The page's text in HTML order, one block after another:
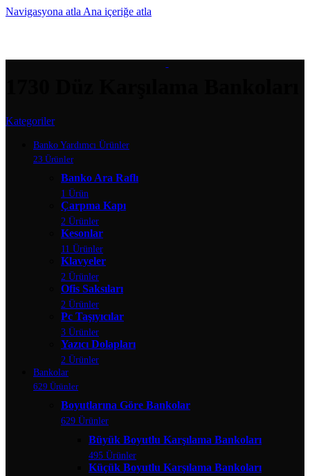
Navigasyona atla Ana içeriğe atla
Kategoriler
Banko Yardımcı Ürünler
23 Ürünler
Banko Ara Raflı
1 Ürün
Çarpma Kapı
2 Ürünler
Kesonlar
11 Ürünler
Klavyeler
2 Ürünler
Ofis Saksıları
2 Ürünler
Pc Taşıyıcılar
3 Ürünler
Yazıcı Dolapları
2 Ürünler
Bankolar
629 Ürünler
Boyutlarına Göre Bankolar
629 Ürünler
Büyük Boyutlu Karşılama Bankoları
495 Ürünler
Küçük Boyutlu Karşılama Bankoları